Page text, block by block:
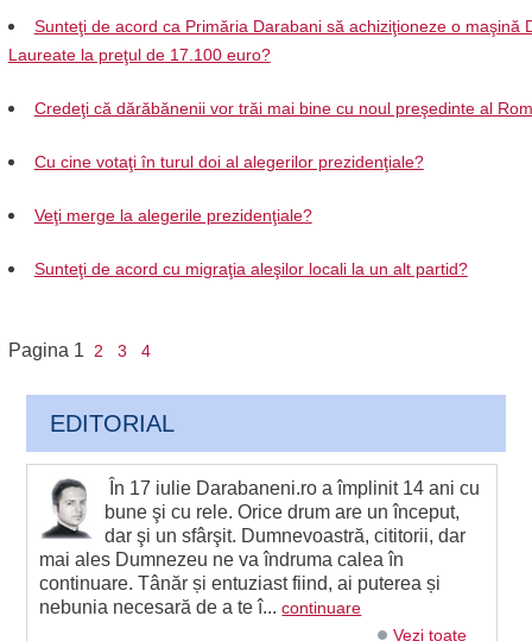
Sunteţi de acord ca Primăria Darabani să achiziţioneze o maşină
Laureate la preţul de 17.100 euro?
Credeţi că dărăbănenii vor trăi mai bine cu noul preşedinte al
Cu cine votaţi în turul doi al alegerilor prezidenţiale?
Veţi merge la alegerile prezidenţiale?
Sunteţi de acord cu migraţia aleşilor locali la un alt partid?
Pagina 1 2 3 4
EDITORIAL
În 17 iulie Darabaneni.ro a împlinit 14 ani cu
bune şi cu rele. Orice drum are un început,
dar şi un sfârşit. Dumnevoastră, cititorii, dar
mai ales Dumnezeu ne va îndruma calea în
continuare. Tânăr și entuziast fiind, ai puterea și
nebunia necesară de a te î...continuare
Vezi toate